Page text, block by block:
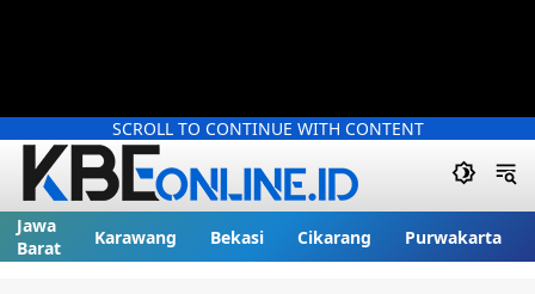
SCROLL TO CONTINUE WITH CONTENT
Jawa
Barat
Karawang Bekasi Cikarang Purwakarta